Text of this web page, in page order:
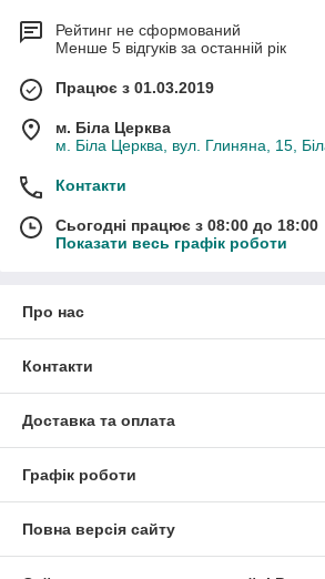
Рейтинг не сформований
Менше 5 відгуків за останній рік
Працює з 01.03.2019
м. Біла Церква
м. Біла Церква, вул. Глиняна, 15,
Контакти
Сьогодні працює з 08:00 до 18:00
Показати весь графік роботи
Про нас
Контакти
Доставка та оплата
Графік роботи
Повна версія сайту